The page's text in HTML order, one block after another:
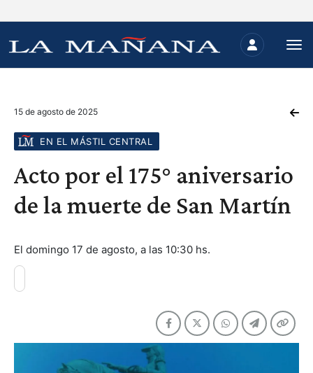
15 de agosto de 2025
EN EL MÁSTIL CENTRAL
Acto por el 175° aniversario
de la muerte de San Martín
El domingo 17 de agosto, a las 10:30 hs.